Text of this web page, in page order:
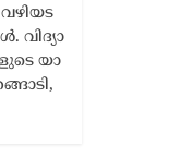
ഓ​വ​ർ​